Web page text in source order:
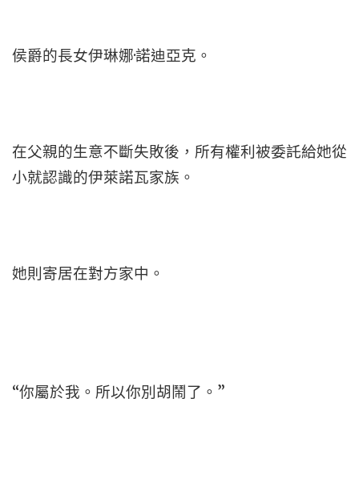
侯爵的長女伊琳娜·諾迪亞克。
在父親的生意不斷失敗後，所有權利被委託給她從
小就認識的伊萊諾瓦家族。
她則寄居在對方家中。
“你屬於我。所以你別胡鬧了。”